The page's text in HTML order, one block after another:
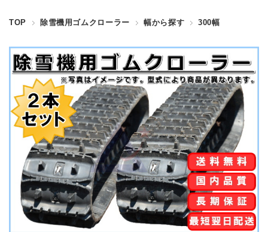
TOP 除雪機用ゴムクローラー 幅から探す 300幅